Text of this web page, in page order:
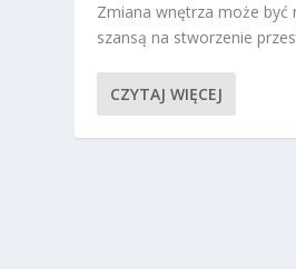
Zmiana wnętrza może być
szansą na stworzenie
CZYTAJ WIĘCEJ